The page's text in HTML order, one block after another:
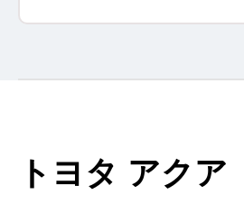
トヨタ アクア